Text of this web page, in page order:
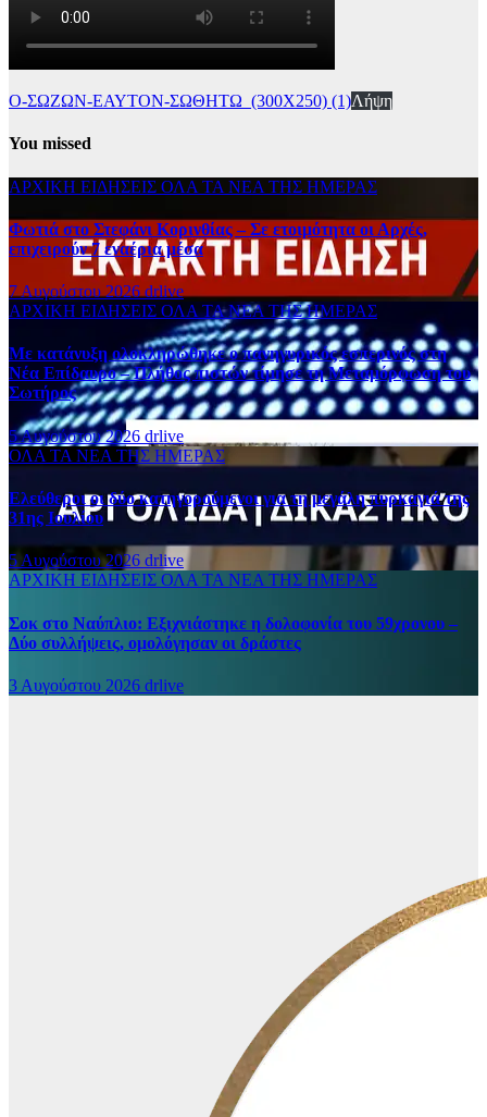
Ο-ΣΩΖΩΝ-ΕΑΥΤΟΝ-ΣΩΘΗΤΩ_(300Χ250) (1)Λήψη
You missed
ΑΡΧΙΚΗ ΕΙΔΗΣΕΙΣ ΟΛΑ ΤΑ ΝΕΑ ΤΗΣ ΗΜΕΡΑΣ
Φωτιά στο Στεφάνι Κορινθίας – Σε ετοιμότητα οι Αρχές,
επιχειρούν 7 εναέρια μέσα
7 Αυγούστου 2026drlive
ΑΡΧΙΚΗ ΕΙΔΗΣΕΙΣ ΟΛΑ ΤΑ ΝΕΑ ΤΗΣ ΗΜΕΡΑΣ
Με κατάνυξη ολοκληρώθηκε ο πανηγυρικός εσπερινός στη
Νέα Επίδαυρο – Πλήθος πιστών τίμησε τη Μεταμόρφωση του
Σωτήρος
5 Αυγούστου 2026 drlive
ΟΛΑ ΤΑ ΝΕΑ ΤΗΣ ΗΜΕΡΑΣ
Ελεύθεροι οι δύο κατηγορούμενοι για τη μεγάλη πυρκαγιά της
31ης Ιουλίου
5 Αυγούστου 2026 drlive
ΑΡΧΙΚΗ ΕΙΔΗΣΕΙΣ ΟΛΑ ΤΑ ΝΕΑ ΤΗΣ ΗΜΕΡΑΣ
Σοκ στο Ναύπλιο: Εξιχνιάστηκε η δολοφονία του 59χρονου –
Δύο συλλήψεις, ομολόγησαν οι δράστες
3 Αυγούστου 2026 drlive